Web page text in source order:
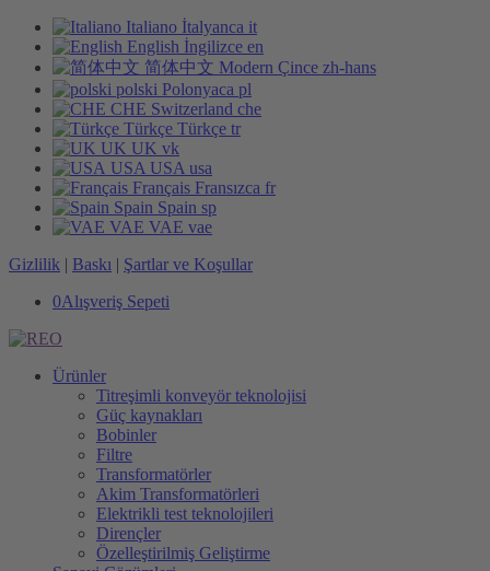
Italiano İtalyanca it
English İngilizce en
简体中文 Modern Çince zh-hans
polski Polonyaca pl
CHE Switzerland che
Türkçe Türkçe tr
UK UK vk
USA USA usa
Français Fransızca fr
Spain Spain sp
VAE VAE vae
Gizlilik | Baskı | Şartlar ve Koşullar
0Alışveriş Sepeti
Ürünler
Titreşimli konveyör teknolojisi
Güç kaynakları
Bobinler
Filtre
Transformatörler
Akim Transformatörleri
Elektrikli test teknolojileri
Dirençler
Özelleştirilmiş Geliştirme